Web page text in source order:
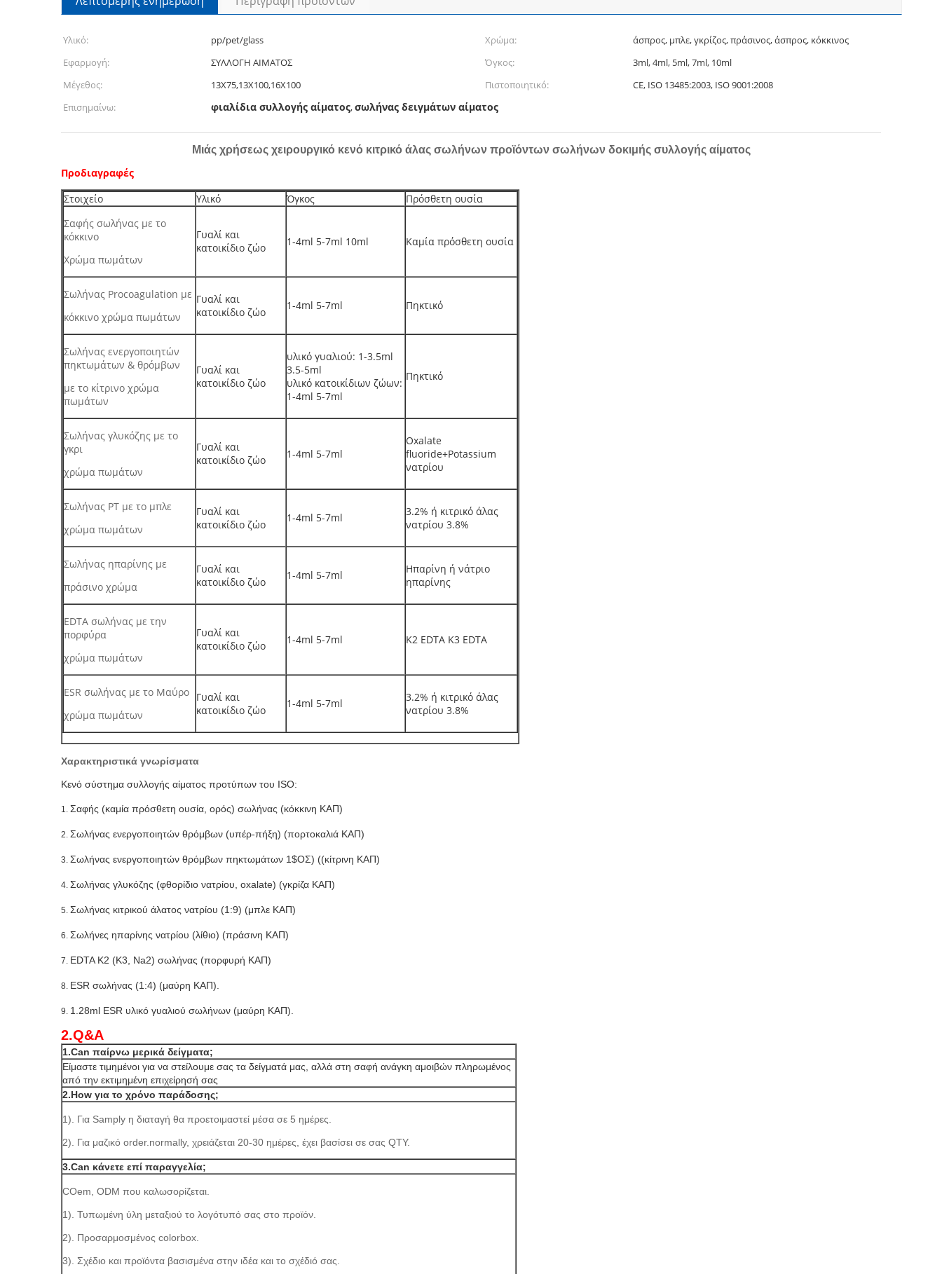
Υλικό: pp/pet/glass Χρώμα:
άσπρος, μπλε, γκρίζος, πράσινος, άσπρος, κόκκινος
Εφαρμογή:
ΣΥΛΛΟΓΗ ΑΙΜΑΤΟΣ Όγκος:
3ml, 4ml, 5ml, 7ml, 10ml
Μέγεθος:
13X75,13X100,16X100 Πιστοποιητικό:
CE, ISO 13485:2003, ISO 9001:2008
Επισημαίνω:
φιαλίδια συλλογής αίματος,σωλήνας δειγμάτων αίματος
Μιάς χρήσεως χειρουργικό κενό κιτρικό άλας σωλήνων προϊόντων σωλήνων δοκιμής συλλογής αίματος
Προδιαγραφές
Στοιχείο
Υλικό Όγκος
Πρόσθετη ουσία
Σαφής σωλήνας με το
κόκκινο
Χρώμα πωμάτων
Γυαλί και
κατοικίδιο ζώο
1-4ml 5-7ml 10ml Καμία πρόσθετη ουσία
Σωλήνας Procoagulation με
κόκκινο χρώμα πωμάτων
Γυαλί και
κατοικίδιο ζώο
1-4ml 5-7ml Πηκτικό
Σωλήνας ενεργοποιητών
πηκτωμάτων & θρόμβων
με το κίτρινο χρώμα
πωμάτων
Γυαλί και
κατοικίδιο ζώο
υλικό γυαλιού: 1-3.5ml
3.5-5ml
υλικό κατοικίδιων ζώων:
1-4ml 5-7ml
Πηκτικό
Σωλήνας γλυκόζης με το
γκρι
χρώμα πωμάτων
Γυαλί και
κατοικίδιο ζώο
1-4ml 5-7ml
Oxalate
fluoride+Potassium
νατρίου
Σωλήνας PT με το μπλε
χρώμα πωμάτων
Γυαλί και
κατοικίδιο ζώο
1-4ml 5-7ml
3.2% ή κιτρικό άλας
νατρίου 3.8%
Σωλήνας ηπαρίνης με
πράσινο χρώμα
Γυαλί και
κατοικίδιο ζώο
1-4ml 5-7ml
Ηπαρίνη ή νάτριο
ηπαρίνης
EDTA σωλήνας με την
πορφύρα
χρώμα πωμάτων
Γυαλί και
κατοικίδιο ζώο
1-4ml 5-7ml K2 EDTA K3 EDTA
ESR σωλήνας με το Μαύρο
χρώμα πωμάτων
Γυαλί και
κατοικίδιο ζώο
1-4ml 5-7ml
3.2% ή κιτρικό άλας
νατρίου 3.8%
Χαρακτηριστικά γνωρίσματα
Κενό σύστημα συλλογής αίματος προτύπων του ISO:
1. Σαφής (καμία πρόσθετη ουσία, ορός) σωλήνας (κόκκινη ΚΑΠ)
2. Σωλήνας ενεργοποιητών θρόμβων (υπέρ-πήξη) (πορτοκαλιά ΚΑΠ)
3. Σωλήνας ενεργοποιητών θρόμβων πηκτωμάτων 1$ΟΣ) ((κίτρινη ΚΑΠ)
4. Σωλήνας γλυκόζης (φθορίδιο νατρίου, oxalate) (γκρίζα ΚΑΠ)
5. Σωλήνας κιτρικού άλατος νατρίου (1:9) (μπλε ΚΑΠ)
6. Σωλήνες ηπαρίνης νατρίου (λίθιο) (πράσινη ΚΑΠ)
7. EDTA K2 (K3, Na2) σωλήνας (πορφυρή ΚΑΠ)
8. ESR σωλήνας (1:4) (μαύρη ΚΑΠ).
9. 1.28ml ESR υλικό γυαλιού σωλήνων (μαύρη ΚΑΠ).
2.Q&A
1.Can παίρνω μερικά δείγματα;
Είμαστε τιμημένοι για να στείλουμε σας τα δείγματά μας, αλλά στη σαφή ανάγκη αμοιβών πληρωμένος
από την εκτιμημένη επιχείρησή σας
2.How για το χρόνο παράδοσης;
1). Για Samply η διαταγή θα προετοιμαστεί μέσα σε 5 ημέρες.
2). Για μαζικό order.normally, χρειάζεται 20-30 ημέρες, έχει βασίσει σε σας QTY.
3.Can κάνετε επί παραγγελία;
COem, ODM που καλωσορίζεται.
1). Τυπωμένη ύλη μεταξιού το λογότυπό σας στο προϊόν.
2). Προσαρμοσμένος colorbox.
3). Σχέδιο και προϊόντα βασισμένα στην ιδέα και το σχέδιό σας.